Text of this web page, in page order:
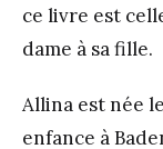
ce livre est
dame à sa fille.
Allina est née
enfance à